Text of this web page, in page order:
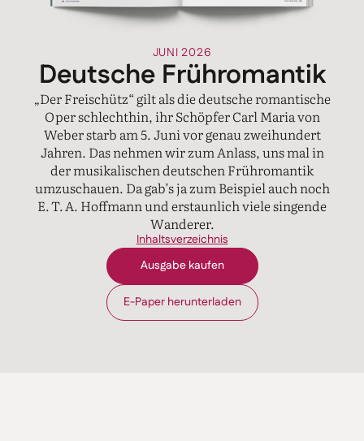
JUNI 2026
Deutsche Frühromantik
„Der Freischütz“ gilt als die deutsche romantische
Oper schlechthin, ihr Schöpfer Carl Maria von
Weber starb am 5. Juni vor genau zweihundert
Jahren. Das nehmen wir zum Anlass, uns mal in
der musikalischen deutschen Frühromantik
umzuschauen. Da gab’s ja zum Beispiel auch noch
E. T. A. Hoffmann und erstaunlich viele singende
Wanderer.
Inhaltsverzeichnis
Ausgabe kaufen
E-Paper herunterladen